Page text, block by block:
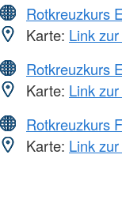
Rotkreuzkurs
Karte: Link
Rotkreuzkurs
Karte: Link
Rotkreuzkurs
Karte: Link